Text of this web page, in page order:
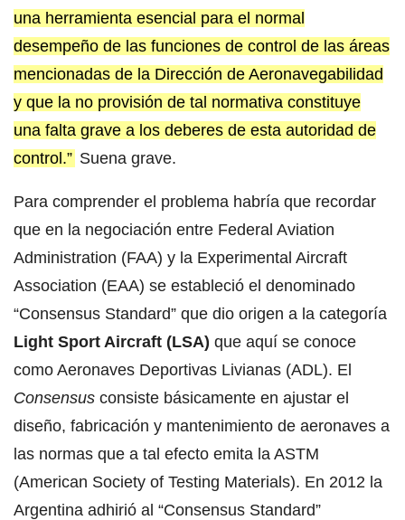
una herramienta esencial para el normal
desempeño de las funciones de control de las áreas
mencionadas de la Dirección de Aeronavegabilidad
y que la no provisión de tal normativa constituye
una falta grave a los deberes de esta autoridad de
control.” Suena grave.
Para comprender el problema habría que recordar
que en la negociación entre Federal Aviation
Administration (FAA) y la Experimental Aircraft
Association (EAA) se estableció el denominado
“Consensus Standard” que dio origen a la categoría
Light Sport Aircraft (LSA) que aquí se conoce
como Aeronaves Deportivas Livianas (ADL). El
Consensus consiste básicamente en ajustar el
diseño, fabricación y mantenimiento de aeronaves a
las normas que a tal efecto emita la ASTM
(American Society of Testing Materials). En 2012 la
Argentina adhirió al “Consensus Standard”